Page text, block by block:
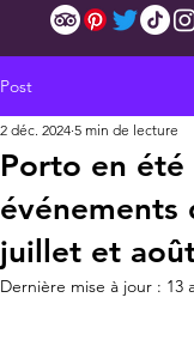
Post
Porto en été
événements
juillet et
2 déc. 2024 5 min de lecture
Dernière mise à jour : 13